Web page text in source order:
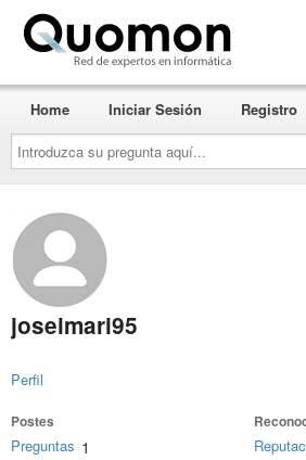
Introduzca
su
pregunta
aquí...
Home Iniciar Sesión Registro
joseimari95
Perfil
Postes
Preguntas 1